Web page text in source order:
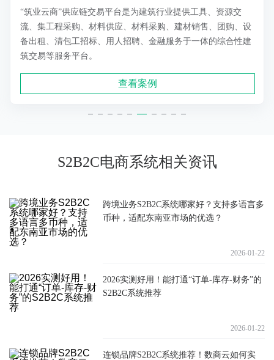
“筑业云商”供应链交易平台是为建筑行业提供工具、资源交
流、集工程采购、材料供应、材料采购、建材销售、团购、设
备出租、清包工招标、用人招聘、金融服务于一体的综合性建
筑交易等服务平台。
查看案例
S2B2C电商系统相关资讯
跨境业务S2B2C系统哪家好？支持多语言多
币种，适配东南亚市场的优选？
2026-01-22
2026实测好用！能打通“订单-库存-财务”的
S2B2C系统推荐
2026-01-22
连锁品牌S2B2C系统推荐！数商云如何实